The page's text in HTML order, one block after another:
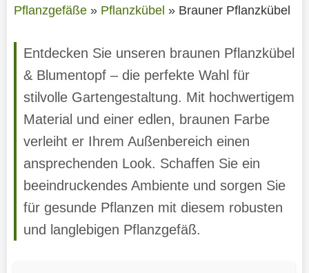
Pflanzgefäße» Pflanzkübel » Brauner Pflanzkübel
Entdecken Sie unseren braunen Pflanzkübel
& Blumentopf – die perfekte Wahl für
stilvolle Gartengestaltung. Mit hochwertigem
Material und einer edlen, braunen Farbe
verleiht er Ihrem Außenbereich einen
ansprechenden Look. Schaffen Sie ein
beeindruckendes Ambiente und sorgen Sie
für gesunde Pflanzen mit diesem robusten
und langlebigen Pflanzgefäß.